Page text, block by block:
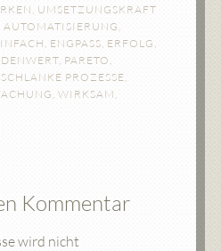
, UMSETZUNGSKRAFT
AUTOMATISIERUNG ,
, ENGPASS, ERFOLG ,
, PARETO ,
SCHLANKE PROZESSE,
, WIRKSAM ,
Kommentar
wird nicht